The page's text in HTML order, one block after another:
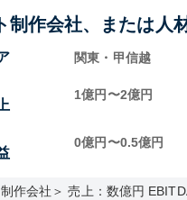
制作会社、または人
関東・甲信越
1億円〜2億円
0億円〜0.5億円
作会社＞ 売上：数億円